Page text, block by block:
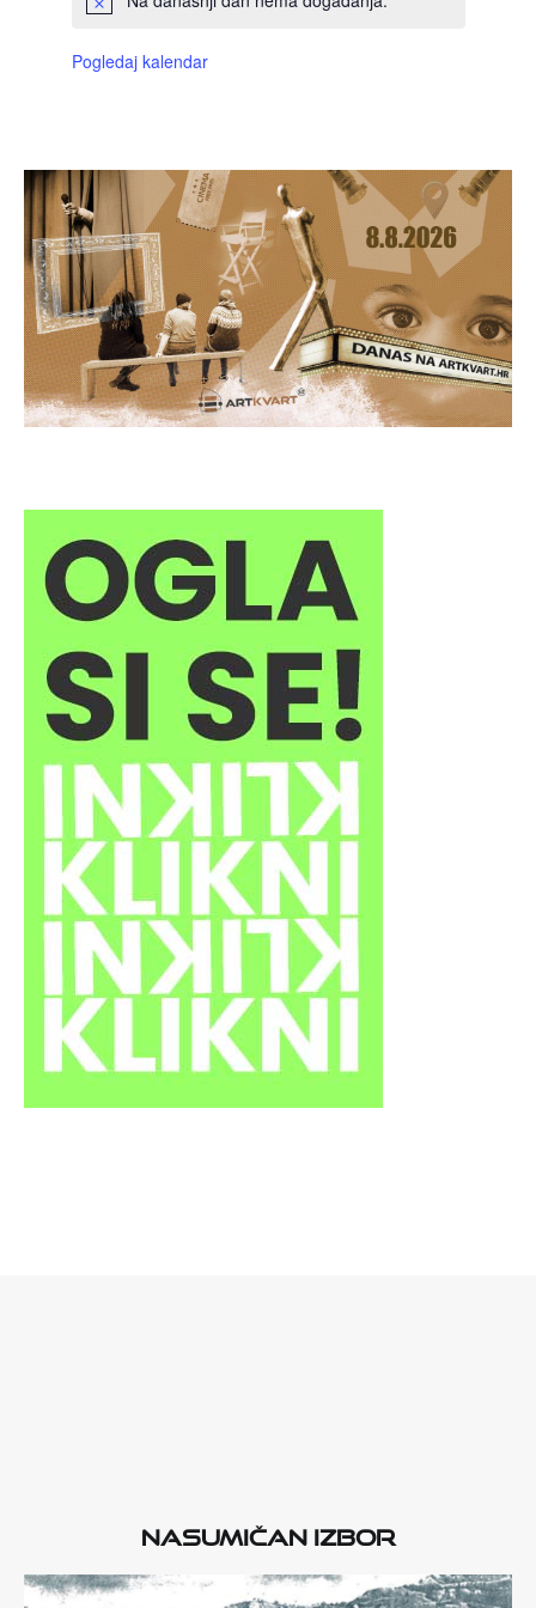
Pogledaj kalendar
Nasumičan izbor